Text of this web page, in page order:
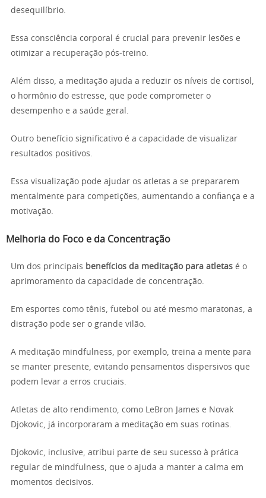
desequilíbrio.
Essa consciência corporal é crucial para prevenir lesões e
otimizar a recuperação pós-treino.
Além disso, a meditação ajuda a reduzir os níveis de cortisol,
o hormônio do estresse, que pode comprometer o
desempenho e a saúde geral.
Outro benefício significativo é a capacidade de visualizar
resultados positivos.
Essa visualização pode ajudar os atletas a se prepararem
mentalmente para competições, aumentando a confiança e a
motivação.
Melhoria do Foco e da Concentração
Um dos principais benefícios da meditação para atletas é o
aprimoramento da capacidade de concentração.
Em esportes como tênis, futebol ou até mesmo maratonas, a
distração pode ser o grande vilão.
A meditação mindfulness, por exemplo, treina a mente para
se manter presente, evitando pensamentos dispersivos que
podem levar a erros cruciais.
Atletas de alto rendimento, como LeBron James e Novak
Djokovic, já incorporaram a meditação em suas rotinas.
Djokovic, inclusive, atribui parte de seu sucesso à prática
regular de mindfulness, que o ajuda a manter a calma em
momentos decisivos.